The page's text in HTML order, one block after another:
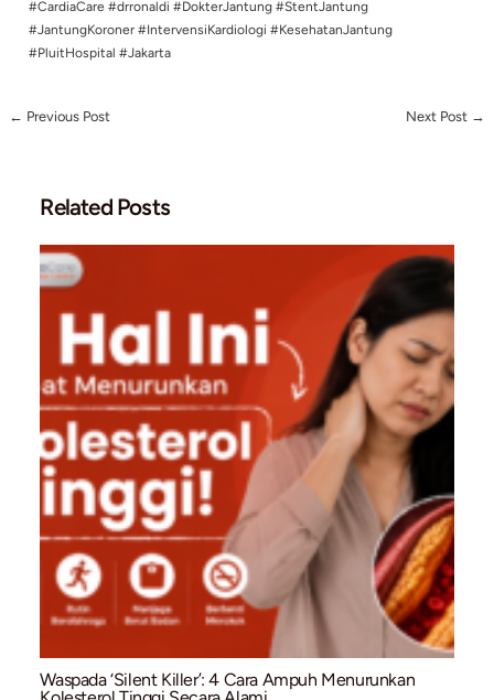
jantung koroner melalui prosedur kateterisasi dan
Beliau berpengalaman dalam menangani kasus kompleks
Sesak napas
Segera periksakan diri ke dokter jantung untuk penanganan
Kesimpulan
Penyakit jantung koroner tidak selalu memerlukan operasi
metodeintervensi kardiologi, pasien bisa mendapatkan
lebih aman dan pemulihan lebih cepat. Konsultasikan
Anda dengandr. Ronaldi, Sp.JP untuk solusi terbaik.
#CardiaCare #drronaldi #DokterJantung #StentJantung
#JantungKoroner #IntervensiKardiologi #KesehatanJantung
#PluitHospital #Jakarta